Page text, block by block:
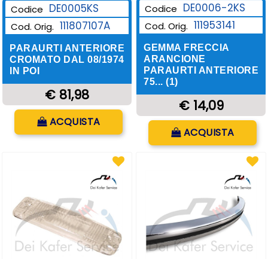
Codice DE0005KS
Cod. Orig. 111807107A
PARAURTI ANTERIORE
CROMATO DAL 08/1974
IN POI
€ 81,98
ACQUISTA
Codice DE0006-2KS
Cod. Orig. 111953141
GEMMA FRECCIA
ARANCIONE
PARAURTI ANTERIORE
75... (1)
€ 14,09
Quantità
ACQUISTA